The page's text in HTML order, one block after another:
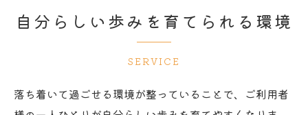
自分らしい歩みを育てられる環境
SERVICE
落ち着いて過ごせる環境が整っていることで、ご利用者